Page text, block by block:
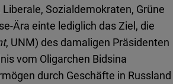
Sozialdemokraten, Grüne
Ära einte lediglich das Ziel, die
, UNM) des damaligen Präsidenten
vom Oligarchen Bidsina
durch Geschäfte in Russland